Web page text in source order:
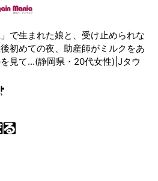
」で生まれた娘と、受け止められな
初めての夜、助産師がミルクをあ
見て...(静岡県・20代女性)|Jタウ